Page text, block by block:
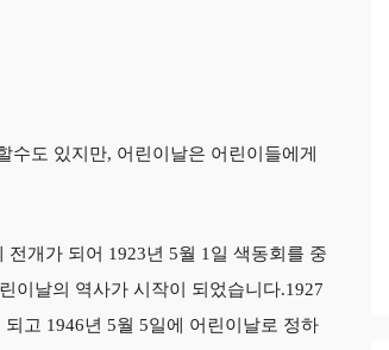
도 있지만, 어린이날은 어린이들에게
개가 되어 1923년 5월 1일 색동회를 중
이날의 역사가 시작이 되었습니다.1927
고 1946년 5월 5일에 어린이날로 정하